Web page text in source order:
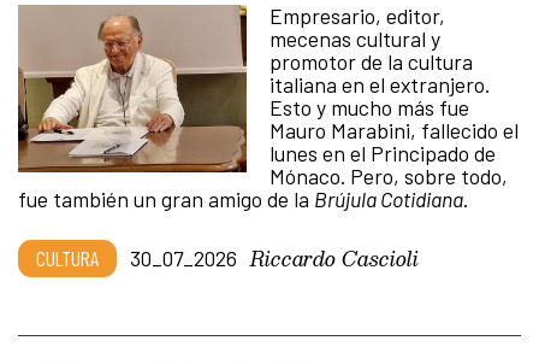
Empresario, editor,
mecenas cultural y
promotor de la cultura
italiana en el extranjero.
Esto y mucho más fue
Mauro Marabini, fallecido el
lunes en el Principado de
Mónaco. Pero, sobre todo,
fue también un gran amigo de la Brújula Cotidiana.
CULTURA 30_07_2026 Riccardo Cascioli